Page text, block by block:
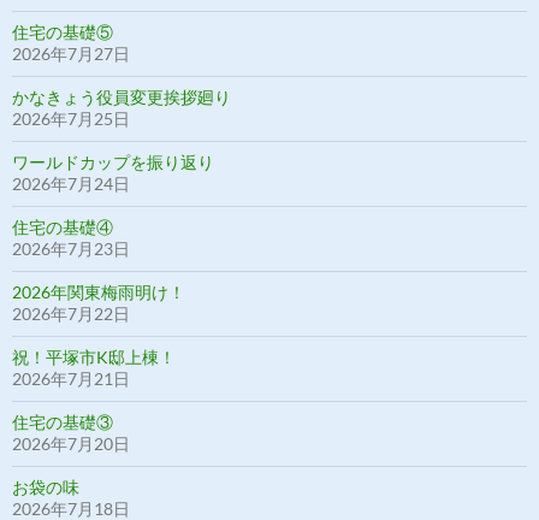
住宅の基礎⑤
2026年7月27日
かなきょう役員変更挨拶廻り
2026年7月25日
ワールドカップを振り返り
2026年7月24日
住宅の基礎④
2026年7月23日
2026年関東梅雨明け！
2026年7月22日
祝！平塚市K邸上棟！
2026年7月21日
住宅の基礎③
2026年7月20日
お袋の味
2026年7月18日